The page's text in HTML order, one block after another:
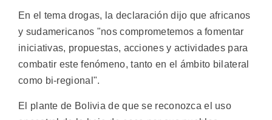
En el tema drogas, la declaración dijo que africanos
y sudamericanos "nos comprometemos a fomentar
iniciativas, propuestas, acciones y actividades para
combatir este fenómeno, tanto en el ámbito bilateral
como bi-regional".
El plante de Bolivia de que se reconozca el uso